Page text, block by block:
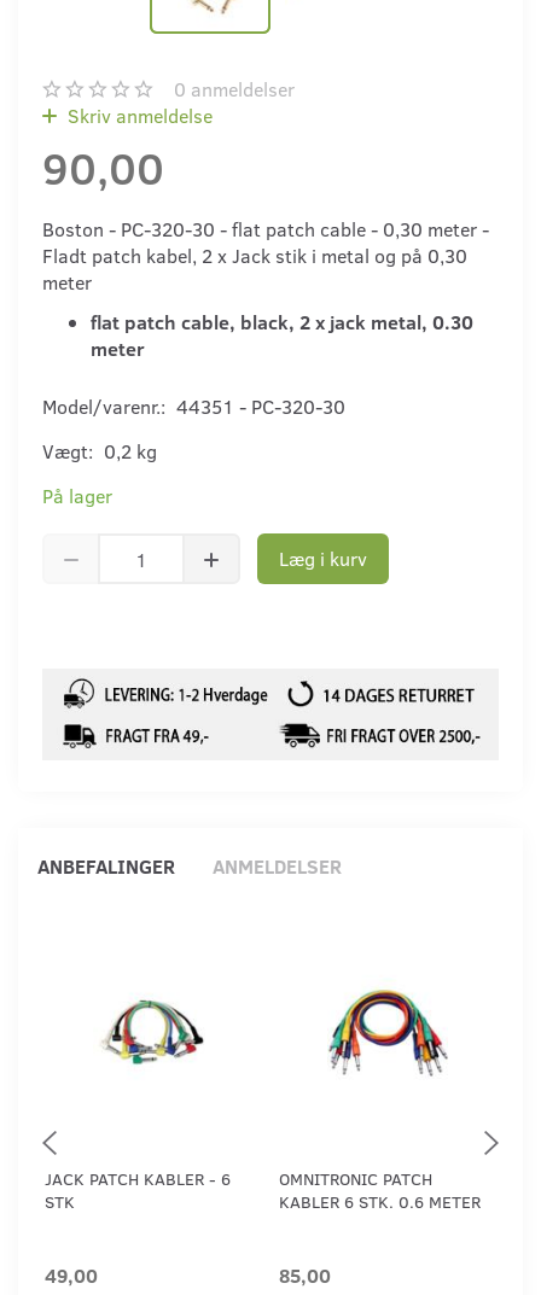
0 anmeldelser
Skriv anmeldelse
90,00
Boston - PC-320-30 - flat patch cable - 0,30 meter -
Fladt patch kabel, 2 x Jack stik i metal og på 0,30
meter
flat patch cable, black, 2 x jack metal, 0.30
meter
Model/varenr.: 44351 - PC-320-30
Vægt: 0,2 kg
På lager
Læg i kurv
ANBEFALINGER ANMELDELSER
JACK PATCH KABLER - 6
STK
49,00
OMNITRONIC PATCH
KABLER 6 STK. 0.6 METER
85,00